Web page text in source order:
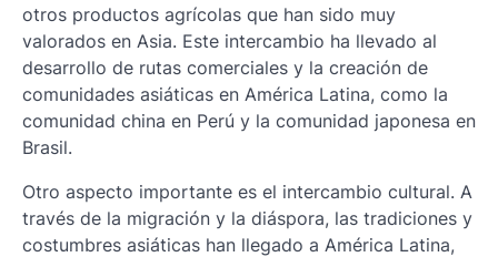
otros productos agrícolas que han sido muy
valorados en Asia. Este intercambio ha llevado al
desarrollo de rutas comerciales y la creación de
comunidades asiáticas en América Latina, como la
comunidad china en Perú y la comunidad japonesa en
Brasil.
Otro aspecto importante es el intercambio cultural. A
través de la migración y la diáspora, las tradiciones y
costumbres asiáticas han llegado a América Latina,